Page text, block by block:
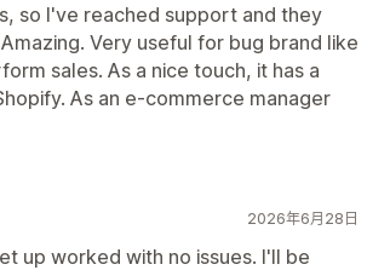
so I've reached support and they
Very useful for bug brand like
sales. As a nice touch, it has a
As an e-commerce manager
2026年6月28日
up worked with no issues. I'll be